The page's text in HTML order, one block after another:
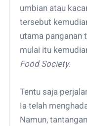
umbian atau
tersebut
utama panganan
mulai itu
Food Society.
Tentu saja
Ia telah
Namun,